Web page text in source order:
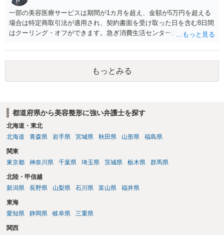
一部の美容医療サービスは期間が1カ月を超え、金額が5万円を超える
場合は特定商取引法が適用され、契約書面を受け取った日を含む8日間
はクーリング・オフができます。急ぎ消費生活センター又は弁護士に
もっとみる
都道府県から美容整形に強い弁護士を探す
北海道・東北
北海道
青森県 岩手県 宮城県 秋田県 山形県 福島県
関東
東京都
神奈川県 千葉県 埼玉県 茨城県 栃木県 群馬県
北陸・甲信越
新潟県
長野県 山梨県 石川県 富山県 福井県
東海
愛知県
静岡県 岐阜県 三重県
関西